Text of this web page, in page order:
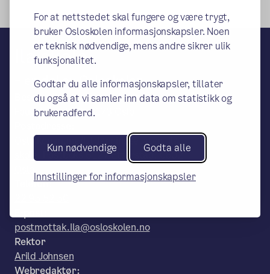
For at nettstedet skal fungere og være trygt,
bruker Osloskolen informasjonskapsler. Noen
er teknisk nødvendige, mens andre sikrer ulik
funksjonalitet.
Godtar du alle informasjonskapsler, tillater
du også at vi samler inn data om statistikk og
brukeradferd.
Kun nødvendige Godta alle
Innstillinger for informasjonskapsler
Ila skole
– en del av Osloskolen
Besøks- og leveringsadresse:
Fougstadsgt 10, 0173 Oslo
Oslo kommune/Utdanningsetaten, Ila
skole, Postboks 6127 Etterstad, 0602
Oslo
Telefon:
postmottak.Ila@osloskolen.no
Rektor
Arild Johnsen
Webredaktør: